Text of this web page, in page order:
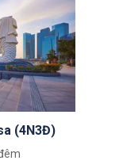
(4N3Đ)